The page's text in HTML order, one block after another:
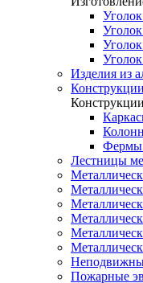
Изделия из
Фермы
Лестницы
Пожарные